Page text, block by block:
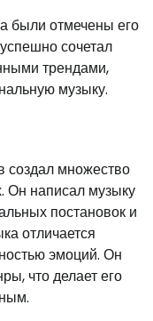
были отмечены его
сочетал
трендами,
музыку.
создал множество
Он написал музыку
постановок и
отличается
эмоций. Он
что делает его